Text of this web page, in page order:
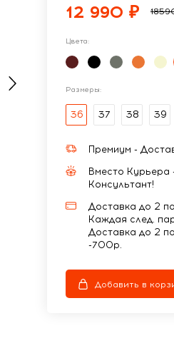
12 990 ₽
Цвета:
Размеры:
36 37 38 39
Премиум -
Вместо Курьера
Консультант!
Доставка до 2
Каждая след.
Доставка до 2
-700р.
Добавить в